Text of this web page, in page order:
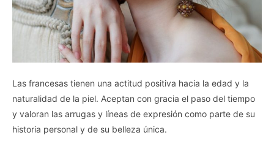
Las francesas tienen una actitud positiva hacia la edad y la
naturalidad de la piel. Aceptan con gracia el paso del tiempo
y valoran las arrugas y líneas de expresión como parte de su
historia personal y de su belleza única.